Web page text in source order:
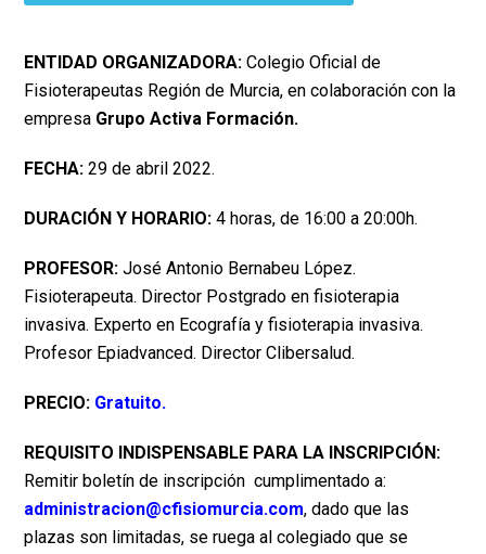
ENTIDAD ORGANIZADORA: Colegio Oficial de
Fisioterapeutas Región de Murcia, en colaboración con la
empresa Grupo Activa Formación.
FECHA:29 de abril 2022.
DURACIÓN Y HORARIO:4 horas, de 16:00 a 20:00h.
PROFESOR:José Antonio Bernabeu López.
Fisioterapeuta. Director Postgrado en fisioterapia
invasiva. Experto en Ecografía y fisioterapia invasiva.
Profesor Epiadvanced. Director Clibersalud.
PRECIO: Gratuito.
REQUISITO INDISPENSABLE PARA LA INSCRIPCIÓN:
Remitir boletín de inscripción cumplimentado a:
administracion@cfisiomurcia.com, dado que las
plazas son limitadas, se ruega al colegiado que se